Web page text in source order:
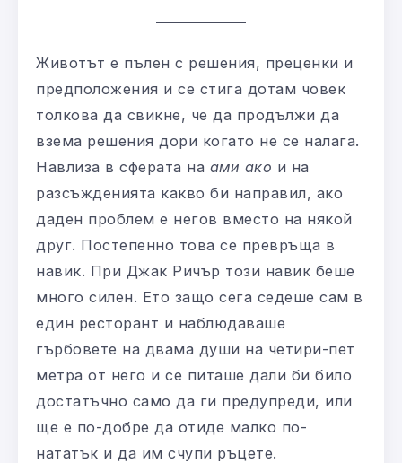
Животът е пълен с решения, преценки и
предположения и се стига дотам човек
толкова да свикне, че да продължи да
взема решения дори когато не се налага.
Навлиза в сферата на ами ако и на
разсъжденията какво би направил, ако
даден проблем е негов вместо на някой
друг. Постепенно това се превръща в
навик. При Джак Ричър този навик беше
много силен. Ето защо сега седеше сам в
един ресторант и наблюдаваше
гърбовете на двама души на четири-пет
метра от него и се питаше дали би било
достатъчно само да ги предупреди, или
ще е по-добре да отиде малко по-
нататък и да им счупи ръцете.